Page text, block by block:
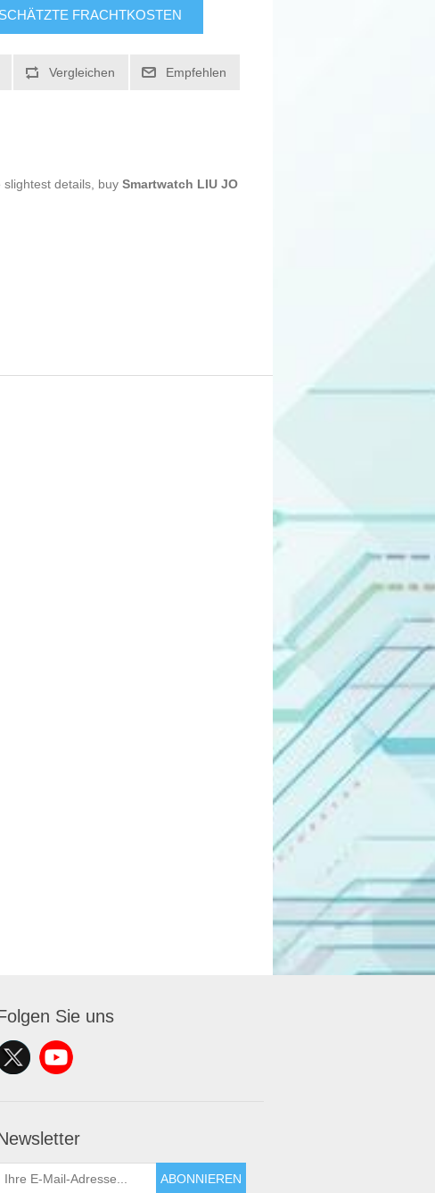
FRACHTKOSTEN
Vergleichen Empfehlen
details, buy Smartwatch LIU JO
Sie uns
ABONNIEREN